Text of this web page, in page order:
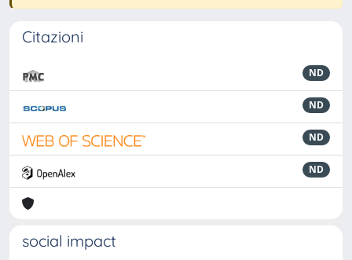
Citazioni
ND
ND
ND
ND
social impact